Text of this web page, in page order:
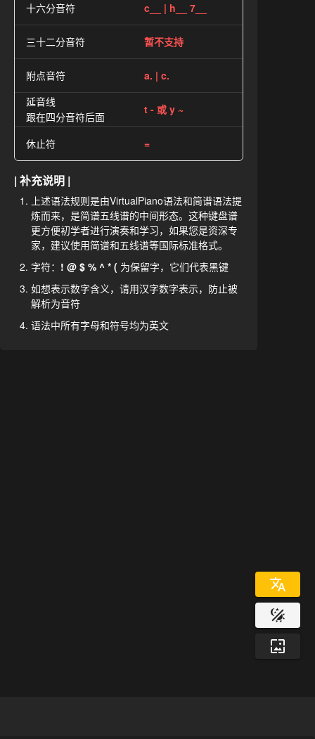
十六分音符 c__ | h__ 7__
三十二分音符 暂不支持
附点音符
a. | c.
延音线
跟在四分音符后面
t - 或 y ~
休止符 =
| 补充说明 |
上述语法规则是由VirtualPiano语法和简谱语法提
炼而来，是简谱五线谱的中间形态。这种键盘谱
更方便初学者进行演奏和学习，如果您是资深专
家，建议使用简谱和五线谱等国际标准格式。
字符： ! @ $ % ^ * ( 为保留字，它们代表黑键
如想表示数字含义，请用汉字数字表示，防止被
解析为音符
语法中所有字母和符号均为英文